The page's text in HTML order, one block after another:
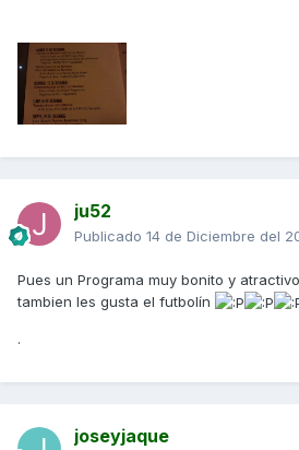
ju52
Publicado 14 de Diciembre del
Pues un Programa muy bonito y
tambien les gusta el futbolín
.
joseyjaque